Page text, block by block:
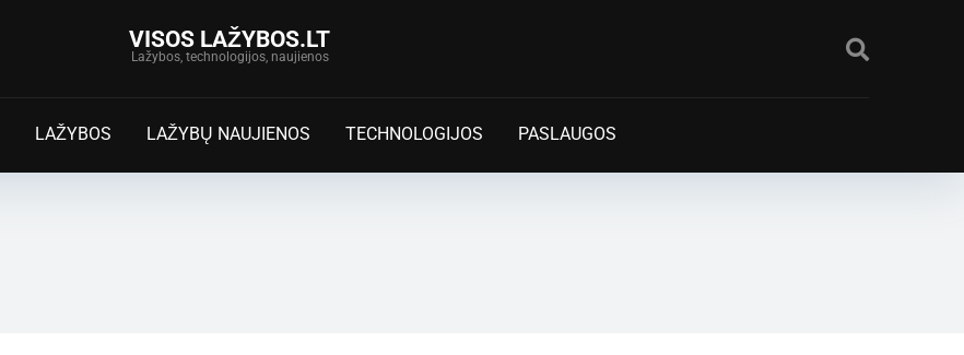
VISOS LAŽYBOS.LT
Lažybos, technologijos, naujienos
LAŽYBOS LAŽYBŲ NAUJIENOS TECHNOLOGIJOS PASLAUGOS